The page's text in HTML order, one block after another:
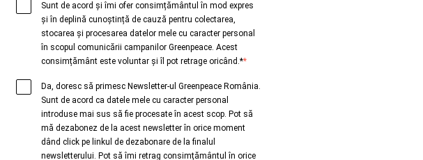
Sunt de acord și îmi ofer consimțământul în mod expres
și în deplină cunoștință de cauză pentru colectarea,
stocarea și procesarea datelor mele cu caracter personal
în scopul comunicării campanilor Greenpeace. Acest
consimțământ este voluntar și îl pot retrage oricând.**
Da, doresc să primesc Newsletter-ul Greenpeace România.
Sunt de acord ca datele mele cu caracter personal
introduse mai sus să fie procesate în acest scop. Pot să
mă dezabonez de la acest newsletter în orice moment
dând click pe linkul de dezabonare de la finalul
newsletterului. Pot să îmi retrag consimțământul în orice